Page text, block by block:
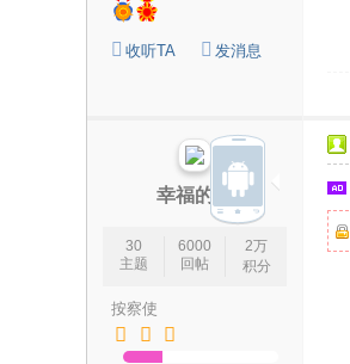
收听TA 发消息
幸福的我
30
主题
6000
回帖
2万
积分
按察使